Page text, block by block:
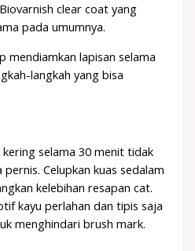
clear coat yang
pada umumnya.
mendiamkan lapisan selama
langkah yang bisa
selama 30 menit tidak
Celupkan kuas sedalam
kelebihan resapan cat.
kayu perlahan dan tipis saja
menghindari brush mark.